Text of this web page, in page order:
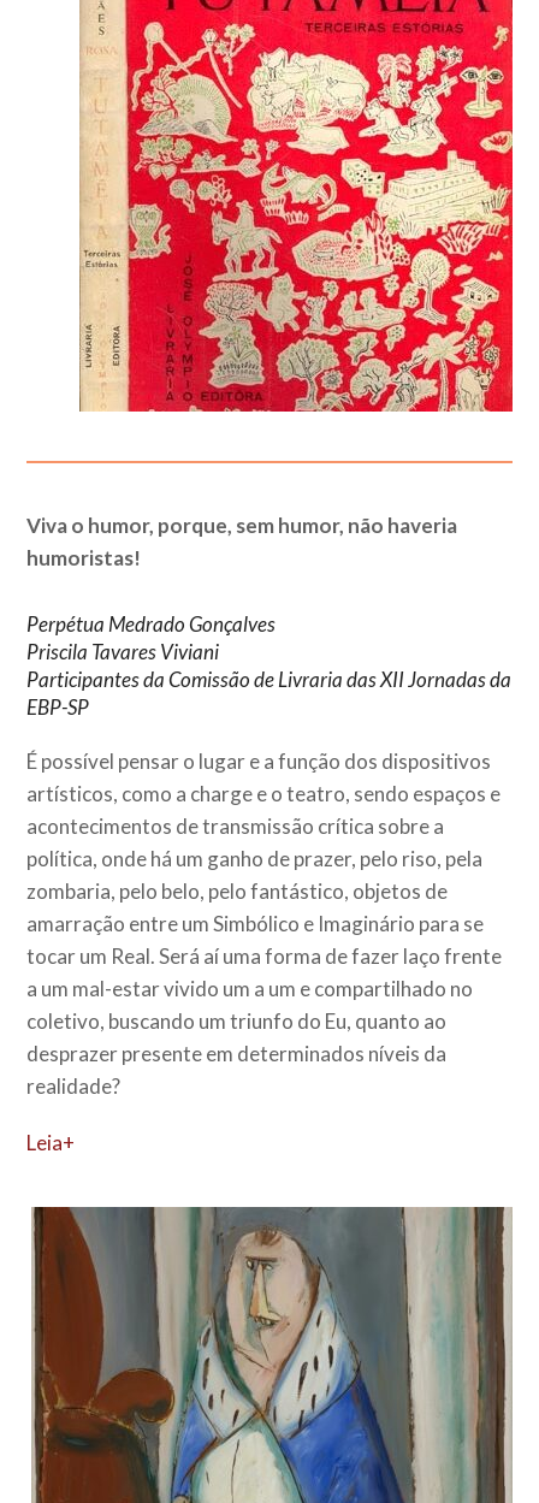
Viva o humor, porque, sem humor, não haveria
humoristas!
Perpétua Medrado Gonçalves
Priscila Tavares Viviani
Participantes da Comissão de Livraria das XII Jornadas da
EBP-SP
É possível pensar o lugar e a função dos dispositivos
artísticos, como a charge e o teatro, sendo espaços e
acontecimentos de transmissão crítica sobre a
política, onde há um ganho de prazer, pelo riso, pela
zombaria, pelo belo, pelo fantástico, objetos de
amarração entre um Simbólico e Imaginário para se
tocar um Real. Será aí uma forma de fazer laço frente
a um mal-estar vivido um a um e compartilhado no
coletivo, buscando um triunfo do Eu, quanto ao
desprazer presente em determinados níveis da
realidade?
Leia+